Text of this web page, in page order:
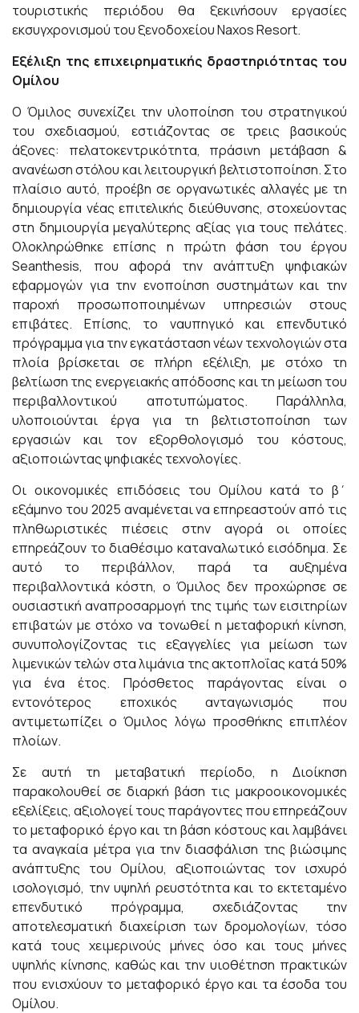
τουριστικής περιόδου θα ξεκινήσουν εργασίες
εκσυγχρονισμού του ξενοδοχείου Naxos Resort.
Εξέλιξη της επιχειρηματικής δραστηριότητας του
Ομίλου
Ο Όμιλος συνεχίζει την υλοποίηση του στρατηγικού
του σχεδιασμού, εστιάζοντας σε τρεις βασικούς
άξονες: πελατοκεντρικότητα, πράσινη μετάβαση &
ανανέωση στόλου και λειτουργική βελτιστοποίηση. Στο
πλαίσιο αυτό, προέβη σε οργανωτικές αλλαγές με τη
δημιουργία νέας επιτελικής διεύθυνσης, στοχεύοντας
στη δημιουργία μεγαλύτερης αξίας για τους πελάτες.
Ολοκληρώθηκε επίσης η πρώτη φάση του έργου
Seanthesis, που αφορά την ανάπτυξη ψηφιακών
εφαρμογών για την ενοποίηση συστημάτων και την
παροχή προσωποποιημένων υπηρεσιών στους
επιβάτες. Επίσης, το ναυπηγικό και επενδυτικό
πρόγραμμα για την εγκατάσταση νέων τεχνολογιών στα
πλοία βρίσκεται σε πλήρη εξέλιξη, με στόχο τη
βελτίωση της ενεργειακής απόδοσης και τη μείωση του
περιβαλλοντικού αποτυπώματος. Παράλληλα,
υλοποιούνται έργα για τη βελτιστοποίηση των
εργασιών και τον εξορθολογισμό του κόστους,
αξιοποιώντας ψηφιακές τεχνολογίες.
Οι οικονομικές επιδόσεις του Ομίλου κατά το β΄
εξάμηνο του 2025 αναμένεται να επηρεαστούν από τις
πληθωριστικές πιέσεις στην αγορά οι οποίες
επηρεάζουν το διαθέσιμο καταναλωτικό εισόδημα. Σε
αυτό το περιβάλλον, παρά τα αυξημένα
περιβαλλοντικά κόστη, ο Όμιλος δεν προχώρησε σε
ουσιαστική αναπροσαρμογή της τιμής των εισιτηρίων
επιβατών με στόχο να τονωθεί η μεταφορική κίνηση,
συνυπολογίζοντας τις εξαγγελίες για μείωση των
λιμενικών τελών στα λιμάνια της ακτοπλοΐας κατά 50%
για ένα έτος. Πρόσθετος παράγοντας είναι ο
εντονότερος εποχικός ανταγωνισμός που
αντιμετωπίζει ο Όμιλος λόγω προσθήκης επιπλέον
πλοίων.
Σε αυτή τη μεταβατική περίοδο, η Διοίκηση
παρακολουθεί σε διαρκή βάση τις μακροοικονομικές
εξελίξεις, αξιολογεί τους παράγοντες που επηρεάζουν
το μεταφορικό έργο και τη βάση κόστους και λαμβάνει
τα αναγκαία μέτρα για την διασφάλιση της βιώσιμης
ανάπτυξης του Ομίλου, αξιοποιώντας τον ισχυρό
ισολογισμό, την υψηλή ρευστότητα και το εκτεταμένο
επενδυτικό πρόγραμμα, σχεδιάζοντας την
αποτελεσματική διαχείριση των δρομολογίων, τόσο
κατά τους χειμερινούς μήνες όσο και τους μήνες
υψηλής κίνησης, καθώς και την υιοθέτηση πρακτικών
που ενισχύουν το μεταφορικό έργο και τα έσοδα του
Ομίλου.